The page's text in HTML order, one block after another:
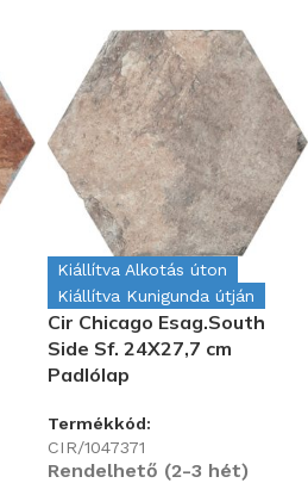
Kiállítva Alkotás úton
Kiállítva Kunigunda útján
Cir Chicago Esag.South
Side Sf. 24X27,7 cm
Padlólap
Termékkód:
CIR/1047371
Rendelhető (2-3 hét)